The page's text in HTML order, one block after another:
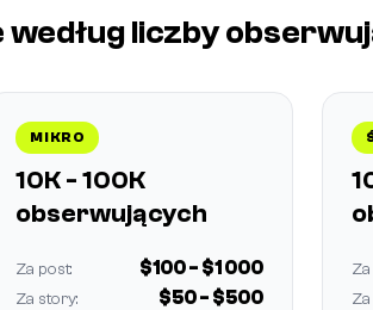
liczby
MIKRO
10K - 100K
obserwujących
Za post: $100 - $1 000
Za story: $50 - $500